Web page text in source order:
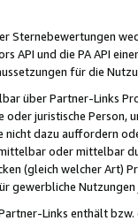
Sternebewertungen
API und die PA API
für die
über Partner-Links
juristische
dazu auffordern
oder mittelbar
(gleich welcher Art)
gewerbliche
Links enthält